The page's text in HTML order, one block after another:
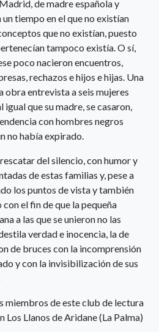
de madre española y
tiempo en el que no existían
que no existían, puesto
tampoco existía. O sí,
poco nacieron encuentros,
rechazos e hijos e hijas. Una
obra entrevista a seis mujeres
igual que su madre, se casaron,
con hombres negros
no había expirado.
del silencio, con humor y
de estas familias y, pese a
los puntos de vista y también
el fin de que la pequeña
a las que se unieron no las
verdad e inocencia, la de
de bruces con la incomprensión
y con la invisibilización de sus
miembros de este club de lectura
Los Llanos de Aridane (La Palma)